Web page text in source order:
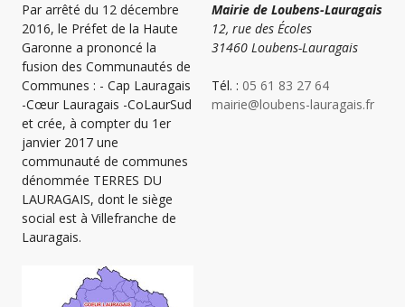
Par arrêté du 12 décembre
2016, le Préfet de la Haute
Garonne a prononcé la
fusion des Communautés de
Communes : - Cap Lauragais
-Cœur Lauragais -CoLaurSud
et crée, à compter du 1er
janvier 2017 une
communauté de communes
dénommée TERRES DU
LAURAGAIS, dont le siège
social est à Villefranche de
Lauragais.
Mairie de Loubens-Lauragais
12, rue des Écoles
31460 Loubens-Lauragais
Tél. : 05 61 83 27 64
mairie@loubens-lauragais.fr